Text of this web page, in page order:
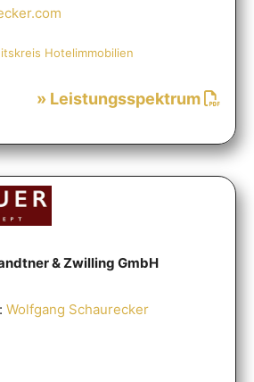
Hotelimmobilien
» Leistungsspektrum
& Zwilling GmbH
Wolfgang Schaurecker